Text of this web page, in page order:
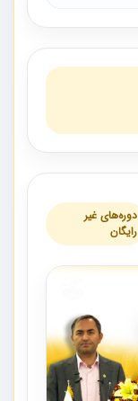
دوره‌های غیر
رایگان